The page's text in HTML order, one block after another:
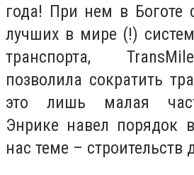
года! При нем в Боготе
лучших в мире (!)
транспорта,
позволила сократить
это лишь малая
Энрике навел порядок
нас теме – строительств